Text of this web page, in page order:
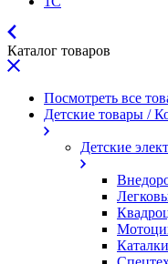
Каталог товаров
Посмотреть все
Детские товары /
Детские